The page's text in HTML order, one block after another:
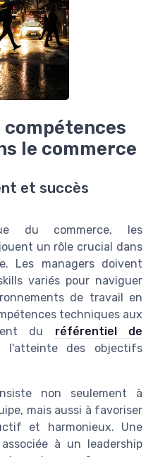
le commerce
et succès
du commerce, les
un rôle crucial dans
Les managers doivent
variés pour naviguer
de travail en
techniques aux
du référentiel de
l'atteinte des objectifs
non seulement à
mais aussi à favoriser
et harmonieux. Une
à un leadership